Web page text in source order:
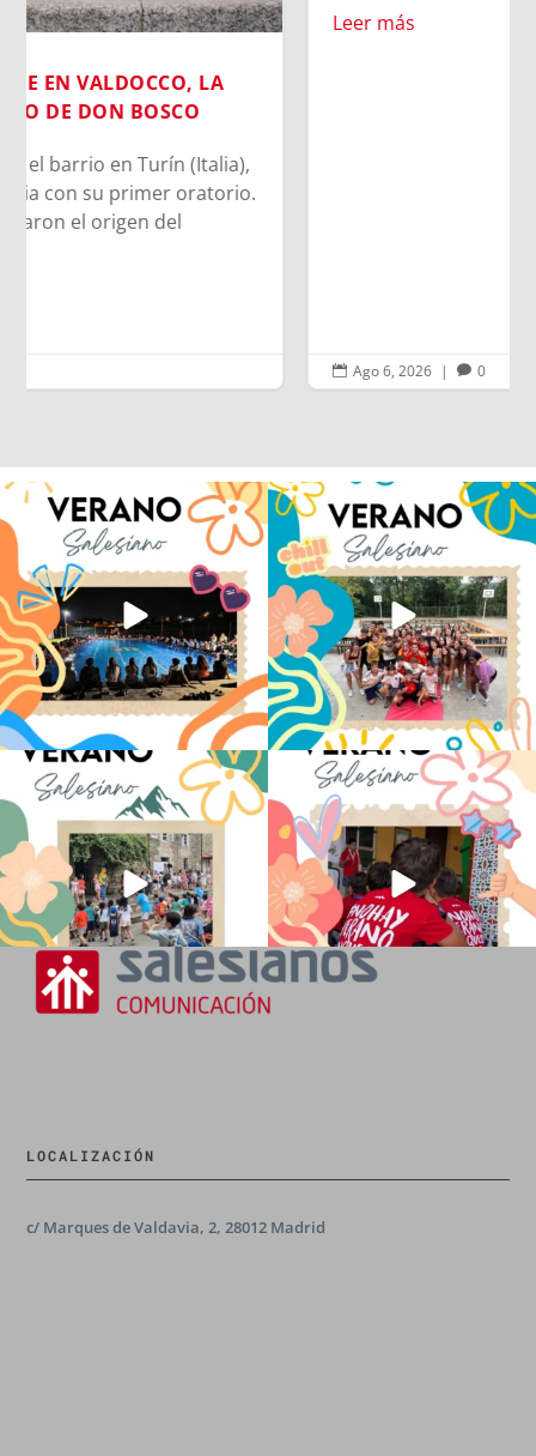
Leer más
Volvemos con el corazón bien llenito de
ADOS ...
33
Los alumnos de 6º de Primaria, 1º y 2º
de la ESO...
146 2
La diversión y la alegría también se han
sentido...
98 0
No hay verano sin que sea Salesiano ❤️
💫 en Luz 4
...
0
LOCALIZACIÓN
c/ Marques de Valdavia, 2, 28012 Madrid